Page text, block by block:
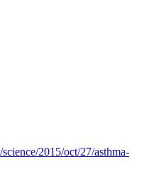
2015/oct/27/asthma-